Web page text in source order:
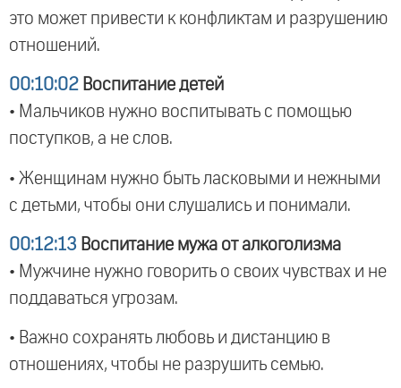
это может привести к конфликтам и разрушению
отношений.
00:10:02 Воспитание детей
• Мальчиков нужно воспитывать с помощью
поступков, а не слов.
• Женщинам нужно быть ласковыми и нежными
с детьми, чтобы они слушались и понимали.
00:12:13 Воспитание мужа от алкоголизма
• Мужчине нужно говорить о своих чувствах и не
поддаваться угрозам.
• Важно сохранять любовь и дистанцию в
отношениях, чтобы не разрушить семью.